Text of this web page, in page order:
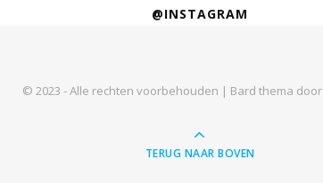
@INSTAGRAM
© 2023 - Alle rechten voorbehouden | Bard thema door
TERUG NAAR BOVEN